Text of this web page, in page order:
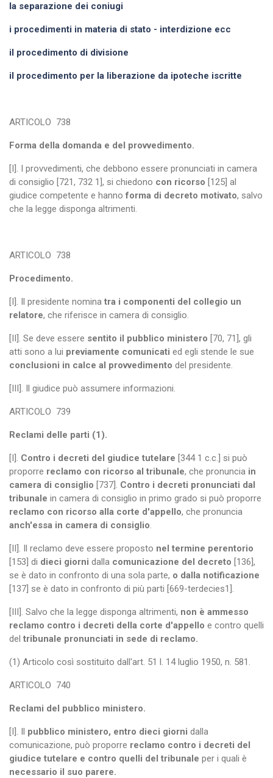
la separazione dei coniugi
i procedimenti in materia di stato - interdizione ecc
il procedimento di divisione
il procedimento per la liberazione da ipoteche iscritte
ARTICOLO 738
Forma della domanda e del provvedimento.
[I]. I provvedimenti, che debbono essere pronunciati in camera
di consiglio [721, 732 1], si chiedono con ricorso [125] al
giudice competente e hannoforma di decreto motivato, salvo
che la legge disponga altrimenti.
ARTICOLO 738
Procedimento.
[I]. Il presidente nomina tra i componenti del collegio un
relatore, che riferisce in camera di consiglio.
[II]. Se deve essere sentito il pubblico ministero [70, 71], gli
atti sono a lui previamente comunicati ed egli stende le sue
conclusioni in calce al provvedimento del presidente.
[III]. Il giudice può assumere informazioni.
ARTICOLO 739
Reclami delle parti (1).
[I]. Contro i decreti del giudice tutelare [344 1 c.c.] si può
proporre reclamo con ricorso al tribunale, che pronuncia in
camera di consiglio [737]. Contro i decreti pronunciati dal
tribunale in camera di consiglio in primo grado si può proporre
reclamo con ricorso alla corte d'appello, che pronuncia
anch'essa in camera di consiglio.
[II]. Il reclamo deve essere proposto nel termine perentorio
[153] di dieci giorni dalla comunicazione del decreto [136],
se è dato in confronto di una sola parte, o dalla notificazione
[137] se è dato in confronto di più parti [669-terdecies1].
[III]. Salvo che la legge disponga altrimenti, non è ammesso
reclamo contro i decreti della corte d'appello e contro quelli
del tribunale pronunciati in sede di reclamo.
(1) Articolo così sostituito dall'art. 51 l. 14 luglio 1950, n. 581.
ARTICOLO 740
Reclami del pubblico ministero.
[I]. Il pubblico ministero, entro dieci giorni dalla
comunicazione, può proporre reclamo contro i decreti del
giudice tutelare e contro quelli del tribunale per i quali è
necessario il suo parere.